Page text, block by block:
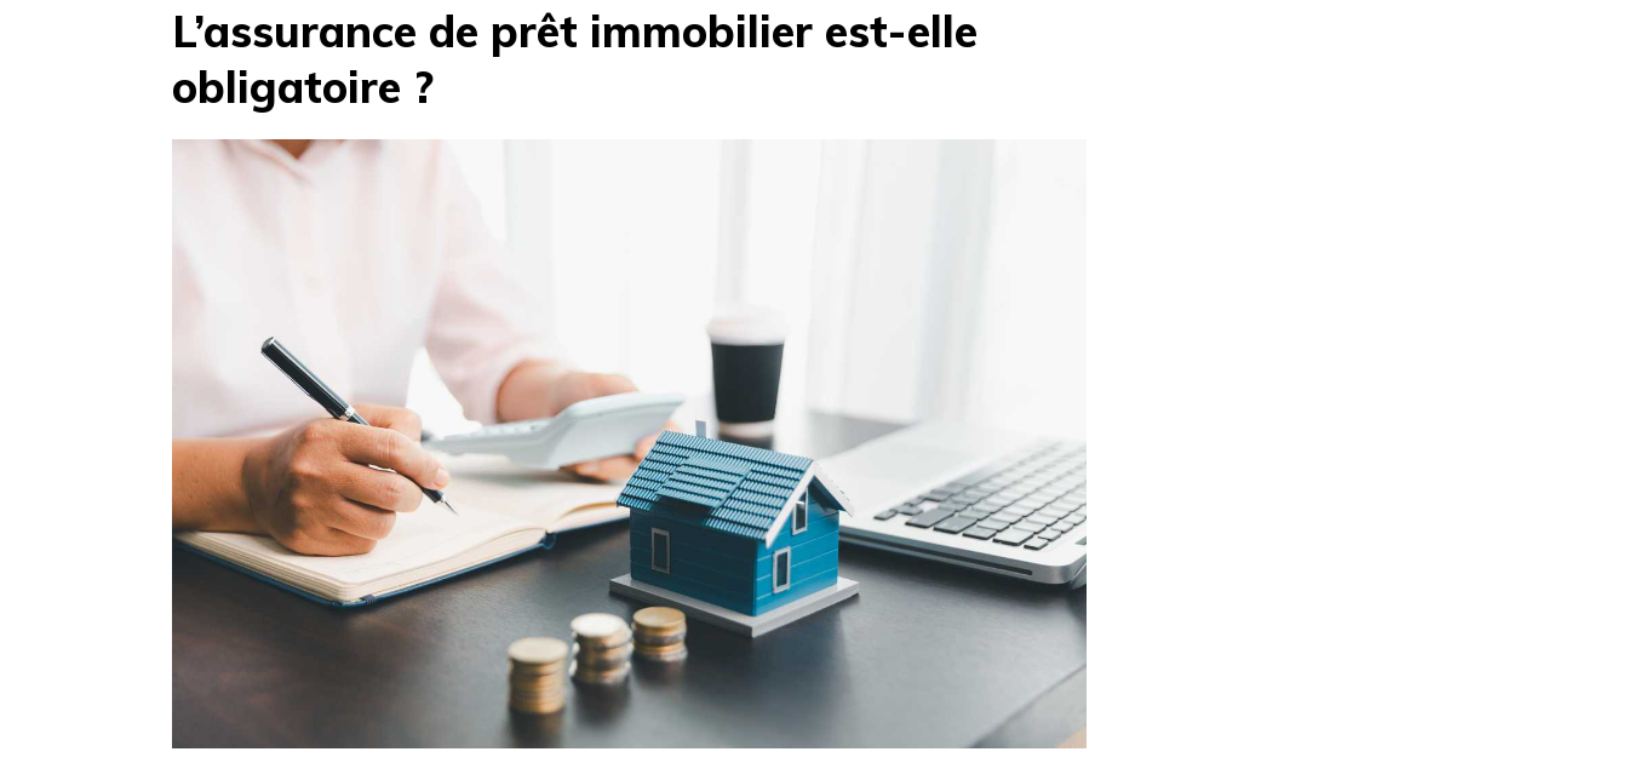
L’assurance de prêt immobilier est-elle
obligatoire ?